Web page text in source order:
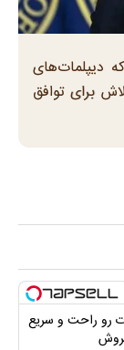
دیپلمات‌های
برای توافق
رو راحت و سریع